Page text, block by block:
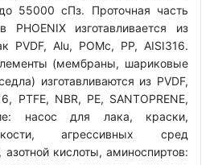
55000 сПз. Проточная часть
PHOENIX изготавливается из
PVDF, Alu, POMc, PP, AISI316.
(мембраны, шариковые
изготавливаются из PVDF,
PTFE, NBR, PE, SANTOPRENE,
насос для лака, краски,
агрессивных сред
кислоты, аминоспиртов: